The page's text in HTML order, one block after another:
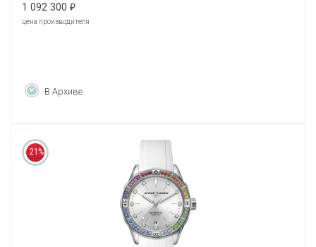
1 092 300 ₽
цена производителя
В Архиве
21%